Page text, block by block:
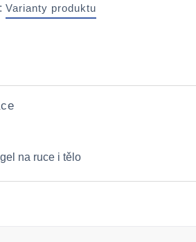
Varianty produktu
na ruce i tělo